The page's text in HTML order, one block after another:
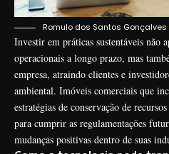
Romulo dos Santos Gonçalves
Investir em práticas sustentáveis não
operacionais a longo prazo, mas
empresa, atraindo clientes e
ambiental. Imóveis comerciais que
estratégias de conservação de
para cumprir as regulamentações
mudanças positivas dentro de suas